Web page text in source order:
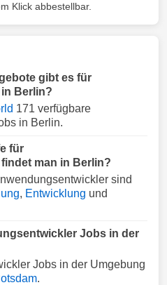
Klick abbestellbar.
gibt es für
Berlin?
171 verfügbare
in Berlin.
für
man in Berlin?
sind
, Entwicklung und
Jobs in der
Jobs in der Umgebung
.